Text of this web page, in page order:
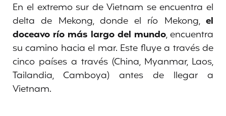
En el extremo sur de Vietnam se encuentra el
delta de Mekong, donde el río Mekong, el
doceavo río más largo del mundo, encuentra
su camino hacia el mar. Este fluye a través de
cinco países a través (China, Myanmar, Laos,
Tailandia, Camboya) antes de llegar a
Vietnam.